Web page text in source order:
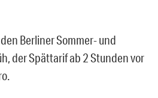
Berliner Sommer- und
der Spättarif ab 2 Stunden vor